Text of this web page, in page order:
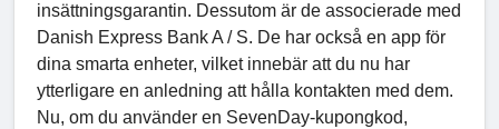
insättningsgarantin. Dessutom är de associerade med
Danish Express Bank A / S. De har också en app för
dina smarta enheter, vilket innebär att du nu har
ytterligare en anledning att hålla kontakten med dem.
Nu, om du använder en SevenDay-kupongkod,